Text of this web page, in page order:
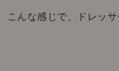
こんな感じで、ドレッ